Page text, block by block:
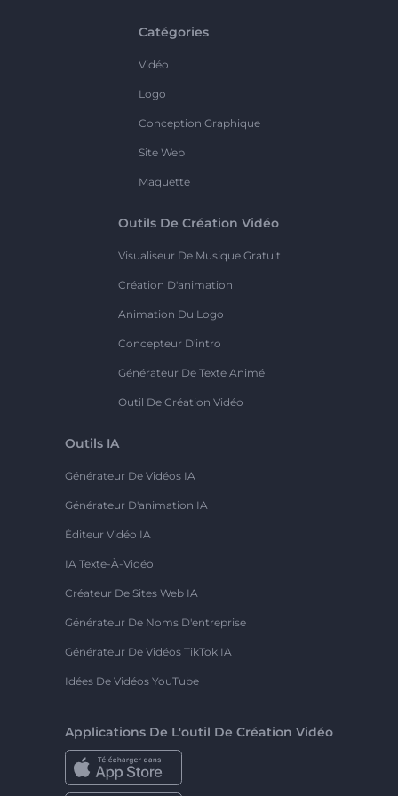
Catégories
Vidéo
Logo
Conception Graphique
Site Web
Maquette
Outils De Création Vidéo
Visualiseur De Musique Gratuit
Création D'animation
Animation Du Logo
Concepteur D'intro
Générateur De Texte Animé
Outil De Création Vidéo
Outils IA
Générateur De Vidéos IA
Générateur D'animation IA
Éditeur Vidéo IA
IA Texte-À-Vidéo
Créateur De Sites Web IA
Générateur De Noms D'entreprise
Générateur De Vidéos TikTok IA
Idées De Vidéos YouTube
Applications De L'outil De Création Vidéo